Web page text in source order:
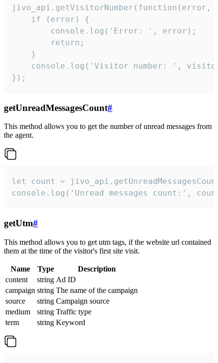
jivo_api.getVisitorNumber(function(error,
    if (error) {
        console.log('Error: ', error);
        return;
    }
console.log('Visitor number: ',
});
getUnreadMessagesCount#
This method allows you to get the number of unread messages from
the agent.
let count =
console.log('Unread messages count:',
getUtm#
This method allows you to get utm tags, if the website url contained
them at the time of the visitor's first site visit.
Name Type
Description
content
string Ad ID
campaign string The name of the campaign
source
string Campaign source
medium
string Traffic type
term
string Keyword